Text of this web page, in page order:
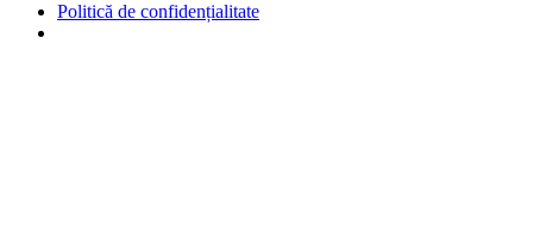
Politică de confidențialitate